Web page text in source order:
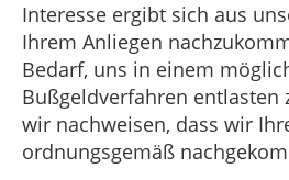
Interesse ergibt sich aus
Ihrem Anliegen
Bedarf, uns in einem
Bußgeldverfahren entlasten
wir nachweisen, dass wir
ordnungsgemäß